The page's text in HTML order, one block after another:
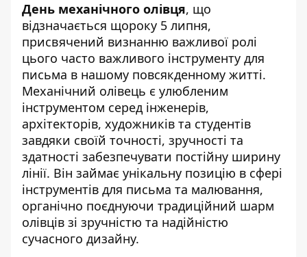
День механічного олівця, що
відзначається щороку 5 липня,
присвячений визнанню важливої ролі
цього часто важливого інструменту для
письма в нашому повсякденному житті.
Механічний олівець є улюбленим
інструментом серед інженерів,
архітекторів, художників та студентів
завдяки своїй точності, зручності та
здатності забезпечувати постійну ширину
лінії. Він займає унікальну позицію в сфері
інструментів для письма та малювання,
органічно поєднуючи традиційний шарм
олівців зі зручністю та надійністю
сучасного дизайну.